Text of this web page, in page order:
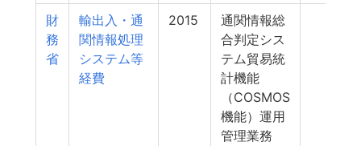
財
務
省
輸出入・通
関情報処理
システム等
経費
2015
通関情報総
合判定シス
テム貿易統
計機能
（COSMOS
機能）運用
管理業務